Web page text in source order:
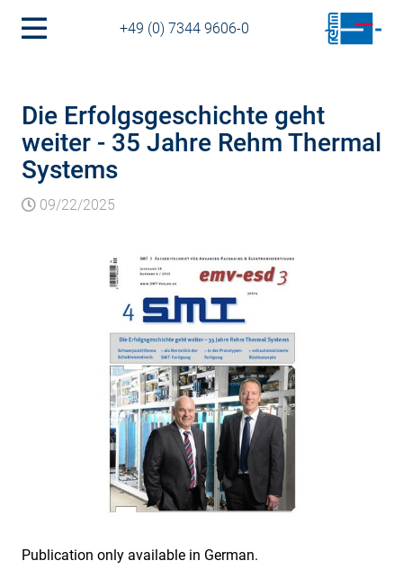
+49 (0) 7344 9606-0
Die Erfolgsgeschichte geht
weiter - 35 Jahre Rehm Thermal
Systems
09/22/2025
Publication only available in German.